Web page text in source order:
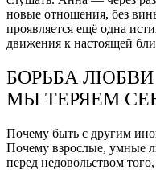
новые отношения, без
проявляется ещё одна
движения к настоящей
БОРЬБА
МЫ ТЕРЯЕМ
Почему быть с другим
Почему взрослые, умные
перед недовольством